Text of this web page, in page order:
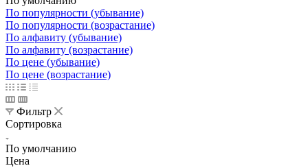
По популярности (убывание)
По популярности (возрастание)
По алфавиту (убывание)
По алфавиту (возрастание)
По цене (убывание)
По цене (возрастание)
Фильтр
Сортировка
По умолчанию
Цена